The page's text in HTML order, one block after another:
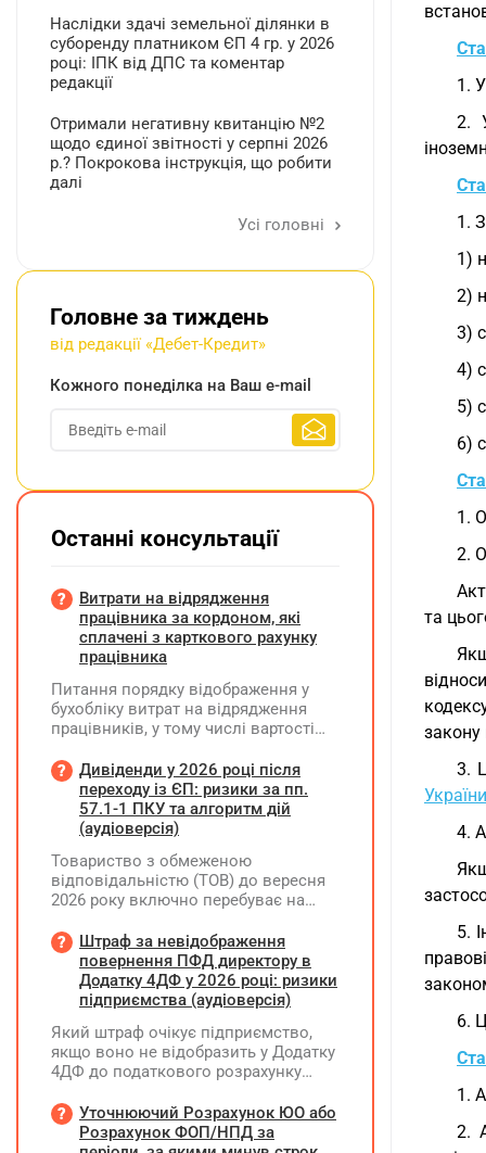
1.
2.
1.
1)
2)
3)
4)
5)
6)
1.
2.
та
закону
3.
України
4.
5.
6.
1.
2.
Наслідки здачі земельної ділянки в
суборенду платником ЄП 4 гр. у 2026
році: ІПК від ДПС та коментар
редакції
Отримали негативну квитанцію №2
щодо єдиної звітності у серпні 2026
р.? Покрокова інструкція, що робити
далі
Усі головні
Головне за тиждень
від редакції «Дебет-Кредит»
Кожного понеділка на Ваш e-mail
Останні консультації
Витрати на відрядження
працівника за кордоном, які
сплачені з карткового рахунку
працівника
Питання порядку відображення у
бухобліку витрат на відрядження
працівників, у тому числі вартості
карткового рахунку працівника та
підтвердження таких операцій
первинними документами, належать
до компетенції Мінфіну
Дивіденди у 2026 році після
переходу із ЄП: ризики за пп.
57.1-1 ПКУ та алгоритм дій
(аудіоверсія)
Товариство з обмеженою
відповідальністю (ТОВ) до вересня
2026 року включно перебуває на
(єдиний податок, 3 група, ставка 5%,
неплатник ПДВ). З 1 жовтня 2026
року підприємство переходить на
загальну систему оподаткування
прибуток). За результатами
діяльності у періоді 2024–2025 років
(під час перебування на спрощеній
чистий прибуток, сума
нерозподіленого прибутку в балансі
Штраф за невідображення
повернення ПФД директору в
Додатку 4ДФ у 2026 році: ризики
підприємства (аудіоверсія)
Який штраф очікує підприємство,
якщо воно не відобразить у Додатку
4ДФ до податкового розрахунку
допомоги (ПФД) директору?
Уточнюючий Розрахунок ЮО або
Розрахунок ФОП/НПД за